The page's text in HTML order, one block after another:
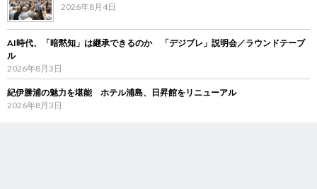
2026年8月4日
AI時代、「暗黙知」は継承できるのか 「デジブレ」説明会／ラウンドテーブ
ル
2026年8月3日
紀伊勝浦の魅力を堪能 ホテル浦島、日昇館をリニューアル
2026年8月3日